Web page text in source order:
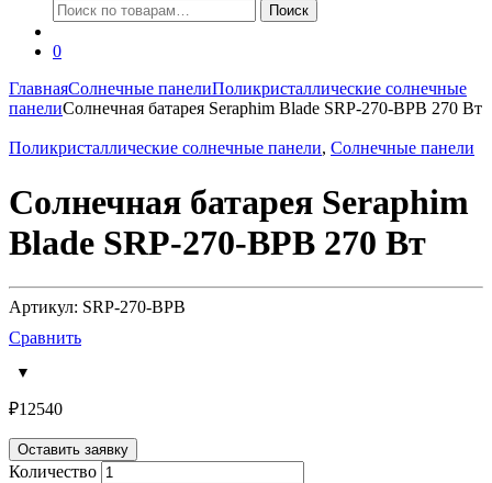
Искать:
Поиск
0
ГлавнаяСолнечные панелиПоликристаллические солнечные
панелиСолнечная батарея Seraphim Blade SRP-270-BPB 270 Вт
Поликристаллические солнечные панели, Солнечные панели
Солнечная батарея Seraphim
Blade SRP-270-BPB 270 Вт
Артикул: SRP-270-BPB
Сравнить
₽12540
Оставить заявку
Количество